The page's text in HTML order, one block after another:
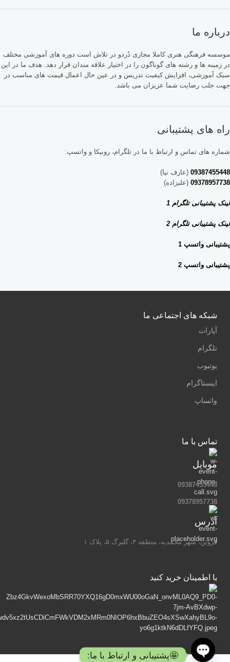
درباره ما
موسسه فرهنگی هنری کاملا مجازی دُردو در تلاش است دوره های آموزشی مختلف
در زمینه ها و رشته های گوناگون را در اختیار علاقه مندان قرار دهد. هدف ما در این
سبک آموزشی، افزایش کیفیت تدریس و در عین حال اعمال قیمت های مناسب در
جهت جلب رضایت شما عزیزان می باشد.
راه های پشتیبانی
شماره های تماس و ارتباط با ما در تلگرام، روبیکا و واتسپ:
09387455448 (عارف نیا)
09378957738 (علیزاده)
لینک پشتیبانی تلگرام 1
لینک پشتیبانی تلگرام 2
پشتیبانی واتسپ 1
پشتیبانی واتسپ 2
شبکه های اجتماعی ما
آپارات
تلگرام
یوتیوب
اینستاگرام
واتساپ
تماس با ما
موبایل
09387455448
09378957738
آدرس
قزوین، شهر محمدیه، منطقه ۳، گلبرگ ۵، پلاک ۱
با اطمینان خرید کنید
🤩پشتیبانی و ارتباط با ما: